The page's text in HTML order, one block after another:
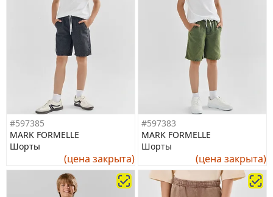
#597385
MARK FORMELLE
Шорты
(цена закрыта)
#597383
MARK FORMELLE
Шорты
(цена закрыта)